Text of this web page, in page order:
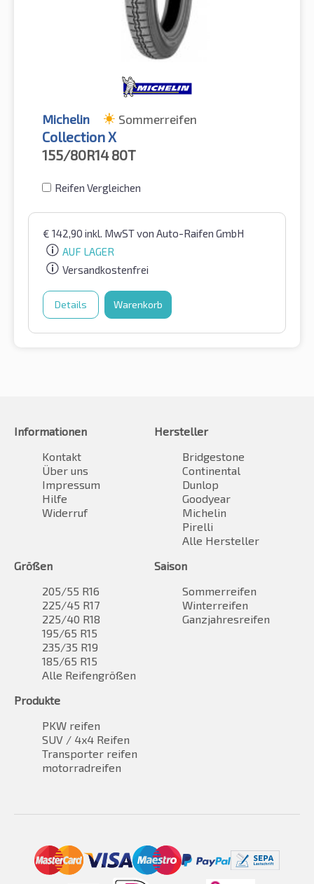
Michelin Sommerreifen
Collection X
155/80R14 80T
Reifen Vergleichen
€ 142,90 inkl. MwSTvon Auto-Raifen GmbH
AUF LAGER
Versandkostenfrei
Details Warenkorb
Informationen
Kontakt
Über uns
Impressum
Hilfe
Widerruf
Hersteller
Bridgestone
Continental
Dunlop
Goodyear
Michelin
Pirelli
Alle Hersteller
Größen
205/55 R16
225/45 R17
225/40 R18
195/65 R15
235/35 R19
185/65 R15
Alle Reifengrößen
Saison
Sommerreifen
Winterreifen
Ganzjahresreifen
Produkte
PKW reifen
SUV / 4x4 Reifen
Transporter reifen
motorradreifen